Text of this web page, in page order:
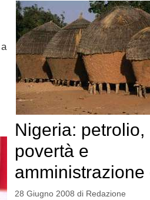
Nigeria: petrolio,
povertà e
amministrazione
28 Giugno 2008 di Redazione